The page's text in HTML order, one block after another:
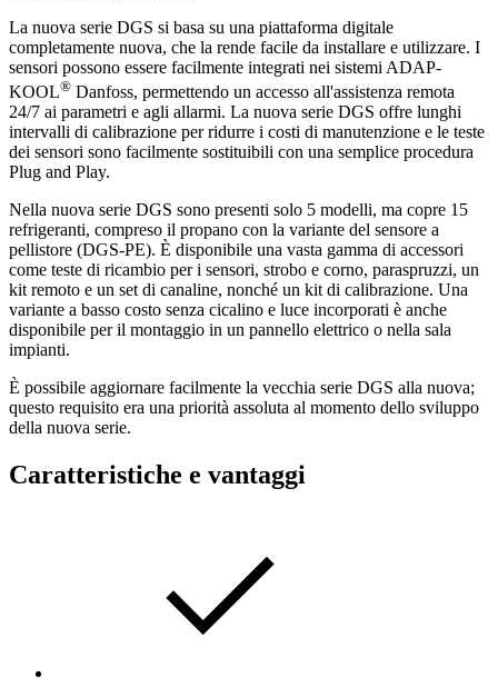
La nuova serie DGS si basa su una piattaforma digitale
completamente nuova, che la rende facile da installare e utilizzare. I
sensori possono essere facilmente integrati nei sistemi ADAP-
KOOL® Danfoss, permettendo un accesso all'assistenza remota
24/7 ai parametri e agli allarmi. La nuova serie DGS offre lunghi
intervalli di calibrazione per ridurre i costi di manutenzione e le teste
dei sensori sono facilmente sostituibili con una semplice procedura
Plug and Play.
Nella nuova serie DGS sono presenti solo 5 modelli, ma copre 15
refrigeranti, compreso il propano con la variante del sensore a
pellistore (DGS-PE). È disponibile una vasta gamma di accessori
come teste di ricambio per i sensori, strobo e corno, paraspruzzi, un
kit remoto e un set di canaline, nonché un kit di calibrazione. Una
variante a basso costo senza cicalino e luce incorporati è anche
disponibile per il montaggio in un pannello elettrico o nella sala
impianti.
È possibile aggiornare facilmente la vecchia serie DGS alla nuova;
questo requisito era una priorità assoluta al momento dello sviluppo
della nuova serie.
Caratteristiche e vantaggi